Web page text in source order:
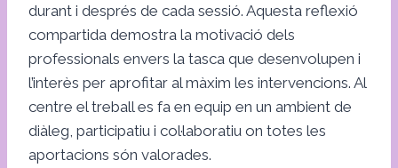
durant i després de cada sessió. Aquesta reflexió
compartida demostra la motivació dels
professionals envers la tasca que desenvolupen i
l’interès per aprofitar al màxim les intervencions. Al
centre el treball es fa en equip en un ambient de
diàleg, participatiu i col·laboratiu on totes les
aportacions són valorades.